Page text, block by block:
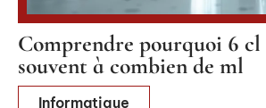
Comprendre pourquoi 6
souvent à combien de ml
Informatique